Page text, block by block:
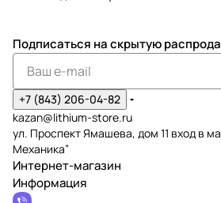
Подписаться на скрытую
+7 (843) 206-04-82
kazan@lithium-store.ru
ул. Проспект Ямашева, дом 11 вход в
Механика”
Интернет-магазин
Информация